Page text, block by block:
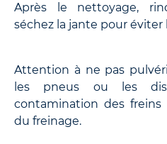
Après le nettoyage,
séchez la jante pour éviter
Attention à ne pas
les pneus ou les
contamination des freins
du freinage.